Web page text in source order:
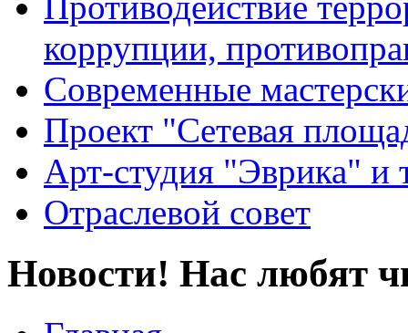
коррупции,
Современные
Проект "Сетевая
Арт-студия "Эврика" и
Отраслевой совет
Новости! Нас любят